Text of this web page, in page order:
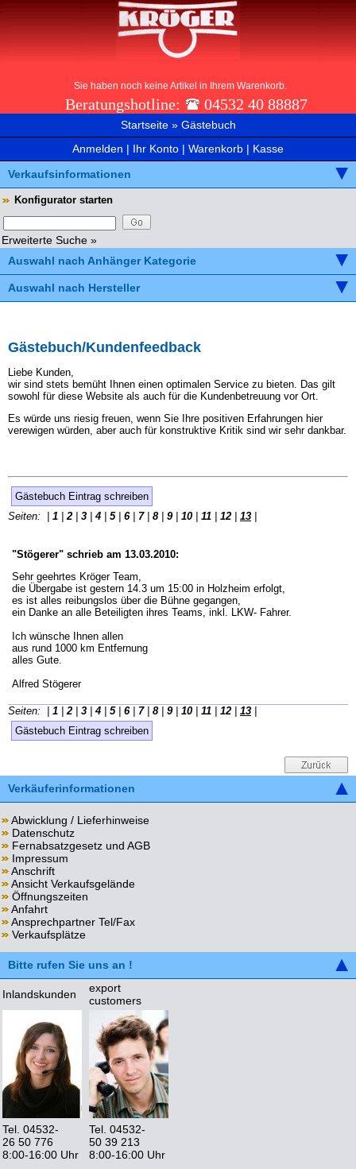
Sie haben noch keine Artikel in Ihrem Warenkorb.
Beratungshotline: 04532 40 88887
Startseite» Gästebuch
Anmelden | Ihr Konto | Warenkorb | Kasse
Verkaufsinformationen
Konfigurator starten
Erweiterte Suche »
Auswahl nach Anhänger Kategorie
Auswahl nach Hersteller
Gästebuch/Kundenfeedback
Liebe Kunden,
wir sind stets bemüht Ihnen einen optimalen Service zu bieten. Das gilt
sowohl für diese Website als auch für die Kundenbetreuung vor Ort.
Es würde uns riesig freuen, wenn Sie Ihre positiven Erfahrungen hier
verewigen würden, aber auch für konstruktive Kritik sind wir sehr dankbar.
Gästebuch Eintrag schreiben
Seiten: | 1 |2 3 4 5| 6| 7| 8| 9| 10 11 12 13
"Stögerer" schrieb am 13.03.2010:
Sehr geehrtes Kröger Team,
die Übergabe ist gestern 14.3 um 15:00 in Holzheim erfolgt,
es ist alles reibungslos über die Bühne gegangen,
ein Danke an alle Beteiligten ihres Teams, inkl. LKW- Fahrer.
Ich wünsche Ihnen allen
aus rund 1000 km Entfernung
alles Gute.
Alfred Stögerer
Seiten: | 1 |2 3 4 5| 6| 7| 8| 9| 10 11 12 13
Gästebuch Eintrag schreiben
Verkäuferinformationen
Abwicklung / Lieferhinweise
Datenschutz
Fernabsatzgesetz und AGB
Impressum
Anschrift
Ansicht Verkaufsgelände
Öffnungszeiten
Anfahrt
Ansprechpartner Tel/Fax
Verkaufsplätze
Bitte rufen Sie uns an !
Inlandskunden
export
customers
Tel. 04532-
26 50 776
8:00-16:00 Uhr
Tel. 04532-
50 39 213
8:00-16:00 Uhr